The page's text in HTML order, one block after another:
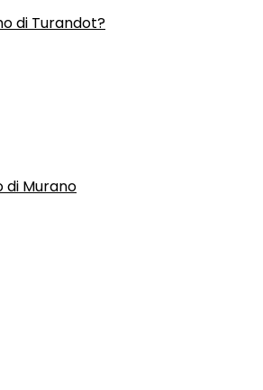
di Turandot?
di Murano